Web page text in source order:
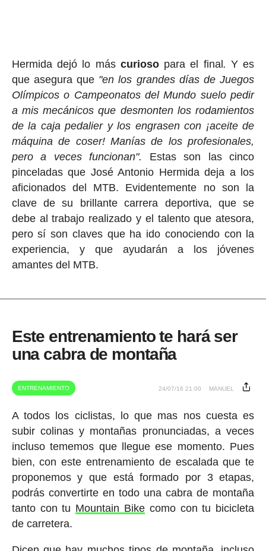
Hermida dejó lo más curioso para el final .Y es
que asegura que "en los grandes días de Juegos
Olímpicos o Campeonatos del Mundo suelo pedir
a mis mecánicos que desmonten los rodamientos
de la caja pedalier y los engrasen con ¡aceite de
máquina de coser! Manías de los profesionales,
pero a veces funcionan".
Estas son las cinco
pinceladas que José Antonio Hermida deja a los
aficionados del MTB. Evidentemente no son la
clave de su brillante carrera deportiva, que se
debe al trabajo realizado y el talento que atesora,
pero sí son claves que ha ido conociendo con la
experiencia, y que ayudarán a los jóvenes
amantes del MTB.
Este entrenamiento te hará ser
una cabra de montaña
ENTRENAMIENTO 24/07/16 21:00 MANUEL
A todos los ciclistas, lo que mas nos cuesta es
subir colinas y montañas pronunciadas, a veces
incluso tememos que llegue ese momento. Pues
bien, con este entrenamiento de escalada que te
proponemos y que está formado por 3 etapas,
podrás convertirte en todo una cabra de montaña
tanto con tu Mountain Bike como con tu bicicleta
de carretera.